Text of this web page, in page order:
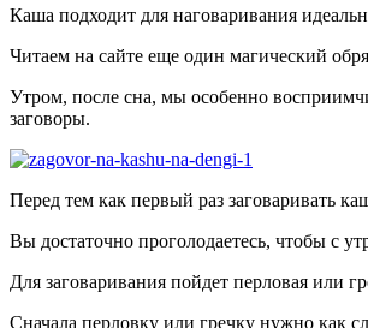
Каша подходит для наговаривания
Читаем на сайте еще один магический
Утром, после сна, мы особенно
заговоры.
Перед тем как первый раз заговаривать
Вы достаточно проголодаетесь, чтобы с
Для заговаривания пойдет перловая или
Сначала перловку или гречку нужно как